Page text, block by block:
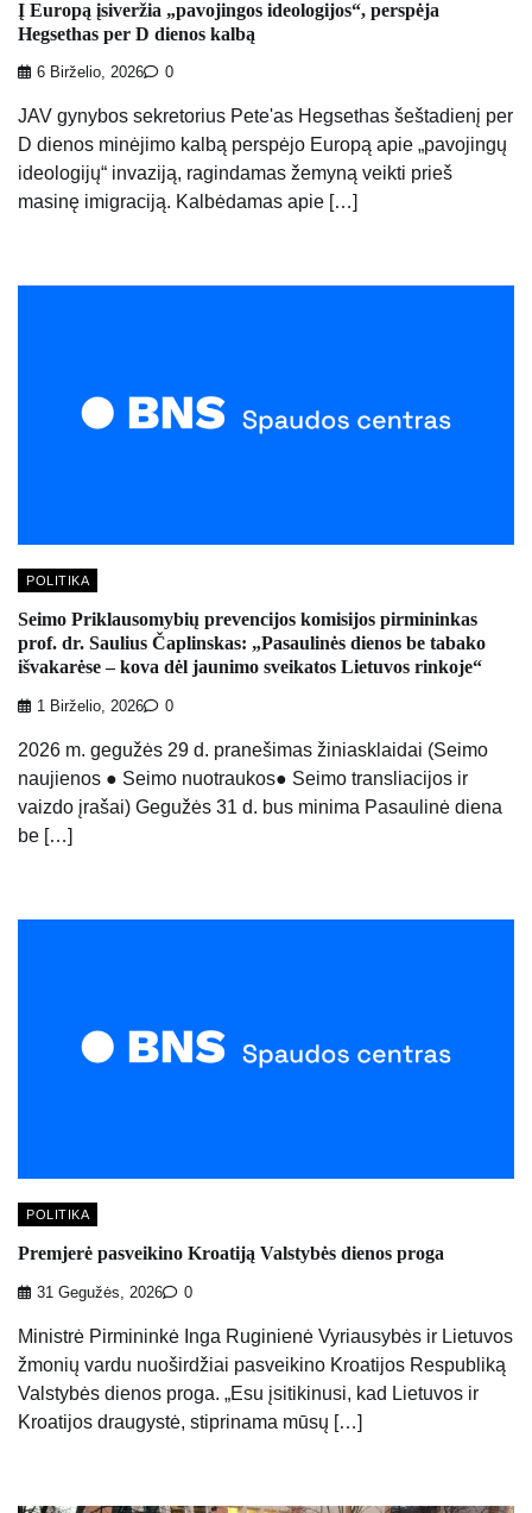
Į Europą įsiveržia „pavojingos ideologijos“, perspėja
Hegsethas per D dienos kalbą
6 Birželio, 2026 0
JAV gynybos sekretorius Pete'as Hegsethas šeštadienį per
D dienos minėjimo kalbą perspėjo Europą apie „pavojingų
ideologijų“ invaziją, ragindamas žemyną veikti prieš
masinę imigraciją. Kalbėdamas apie […]
POLITIKA
Seimo Priklausomybių prevencijos komisijos pirmininkas
prof. dr. Saulius Čaplinskas: „Pasaulinės dienos be tabako
išvakarėse – kova dėl jaunimo sveikatos Lietuvos rinkoje“
1 Birželio, 2026 0
2026 m. gegužės 29 d. pranešimas žiniasklaidai (Seimo
naujienos ● Seimo nuotraukos● Seimo transliacijos ir
vaizdo įrašai) Gegužės 31 d. bus minima Pasaulinė diena
be […]
POLITIKA
Premjerė pasveikino Kroatiją Valstybės dienos proga
31 Gegužės, 2026 0
Ministrė Pirmininkė Inga Ruginienė Vyriausybės ir Lietuvos
žmonių vardu nuoširdžiai pasveikino Kroatijos Respubliką
Valstybės dienos proga. „Esu įsitikinusi, kad Lietuvos ir
Kroatijos draugystė, stiprinama mūsų […]